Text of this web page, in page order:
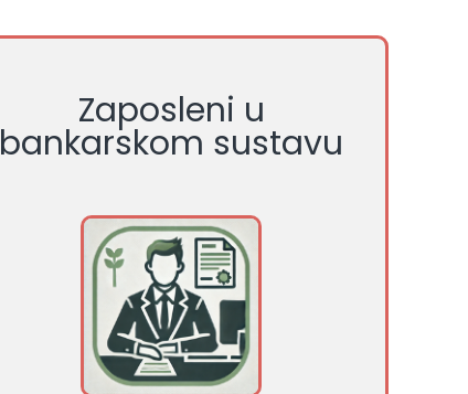
Zaposleni u
bankarskom sustavu